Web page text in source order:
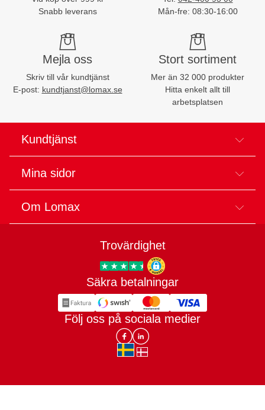
Snabb leverans
Mån-fre: 08:30-16:00
Mejla oss
Skriv till vår kundtjänst
E-post: kundtjanst@lomax.se
Stort sortiment
Mer än 32 000 produkter
Hitta enkelt allt till
arbetsplatsen
Kundtjänst
Mina sidor
Om Lomax
Trovärdighet
Trygg E-handel
Säkra betalningar
Följ oss på sociala medier
Lomax DK Facebook
Lomax SE LinkIn
sv-SEda-DK